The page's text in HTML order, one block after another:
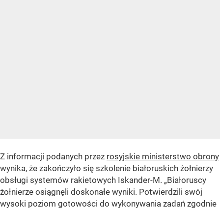
Z informacji podanych przez rosyjskie ministerstwo obrony
wynika, że zakończyło się szkolenie białoruskich żołnierzy
obsługi systemów rakietowych Iskander-M. „Białoruscy
żołnierze osiągnęli doskonałe wyniki. Potwierdzili swój
wysoki poziom gotowości do wykonywania zadań zgodnie